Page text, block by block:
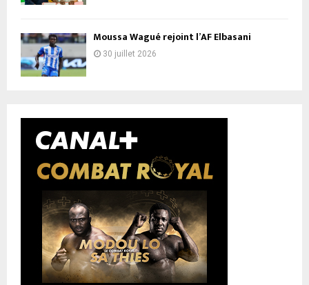
Moussa Wagué rejoint l’AF Elbasani
30 juillet 2026